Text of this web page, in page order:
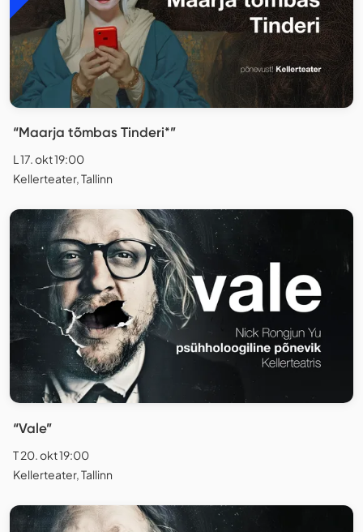
“Maarja tõmbas Tinderi*”
L 17. okt 19:00
Kellerteater, Tallinn
“Vale”
T 20. okt 19:00
Kellerteater, Tallinn